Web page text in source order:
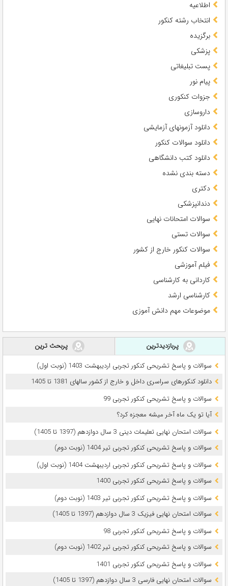
اطلاعیه
انتخاب رشته کنکور
برگزیده
پزشکی
پست تبلیغاتی
پیام نور
جزوات کنکوری
داروسازی
دانلود آزمونهای آزمایشی
دانلود سوالات کنکور
دانلود کتب دانشگاهی
دسته بندی نشده
دکتری
دندانپزشکی
سوالات امتحانات نهایی
سوالات تستی
سوالات کنکور خارج از کشور
فیلم آموزشی
کاردانی به کارشناسی
کارشناسی ارشد
موضوعات مهم دانش آموزی
پربازدیدترین
پربحث ترین
سوالات و پاسخ تشریحی کنکور تجربی اردیبهشت 1403 (نوبت اول)
دانلود کنکورهای سراسری داخل و خارج از کشور سالهای 1381 تا 1405
سوالات و پاسخ تشریحی کنکور تجربی 99
آیا تو یک ماه آخر میشه معجزه کرد؟
سوالات امتحان نهایی تعلیمات دینی 3 سال دوازدهم (1397 تا 1405)
سوالات و پاسخ تشریحی کنکور تجربی تیر 1404 (نوبت دوم)
سوالات و پاسخ تشریحی کنکور تجربی اردیبهشت 1404 (نوبت اول)
سوالات و پاسخ تشریحی کنکور تجربی 1400
سوالات و پاسخ تشریحی کنکور تجربی تیر 1403 (نوبت دوم)
سوالات امتحان نهایی فیزیک 3 سال دوازدهم (1397 تا 1405)
سوالات و پاسخ تشریحی کنکور تجربی 98
سوالات و پاسخ تشریحی کنکور تجربی تیر 1402 (نوبت دوم)
سوالات و پاسخ تشریحی کنکور تجربی 1401
سوالات امتحان نهایی فارسی 3 سال دوازدهم (1397 تا 1405)